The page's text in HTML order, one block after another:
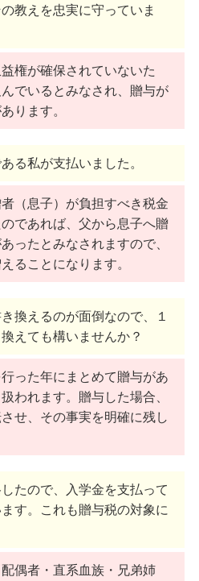
教えを忠実に守っていま
権が確保されていないた
でいるとみなされ、贈与が
ります。
る私が支払いました。
（息子）が負担すべき税金
であれば、父から息子へ贈
ったとみなされますので、
ることになります。
換えるのが面倒なので、１
えても構いませんか？
った年にまとめて贈与があ
われます。贈与した場合、
せ、その事実を明確に残し
たので、入学金を支払って
す。これも贈与税の対象に
偶者・直系血族・兄弟姉